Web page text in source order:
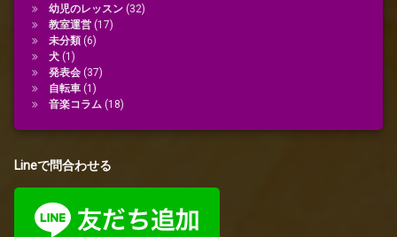
幼児のレッスン(32)
教室運営(17)
未分類(6)
犬(1)
発表会(37)
自転車(1)
音楽コラム (18)
Lineで問合わせる